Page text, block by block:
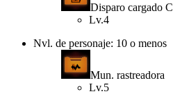
Disparo cargado C
Lv.4
Nvl. de personaje: 10 o menos
Mun. rastreadora
Lv.5